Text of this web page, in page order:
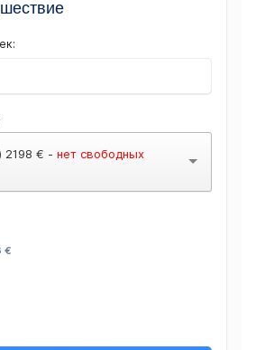
2198 € - нет свободных
€